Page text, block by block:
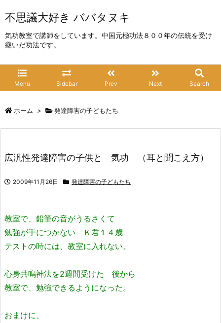
不思議大好き ババタヌキ
気功教室で講師をしています。中国元極功法８００年の伝統を受け
継いだ功法です。
Menu Sidebar Prev Next Search
ホーム > 発達障害の子どもたち
広汎性発達障害の子供と 気功 （耳と聞こえ方）
2009年11月26日 発達障害の子どもたち
教室で、鉛筆の音がうるさくて
勉強が手につかない Ｋ君１４歳
テストの時には、教室に入れない。
心身共鳴神法を2週間受けた 後から
教室で、勉強できるようになった。
おまけに、